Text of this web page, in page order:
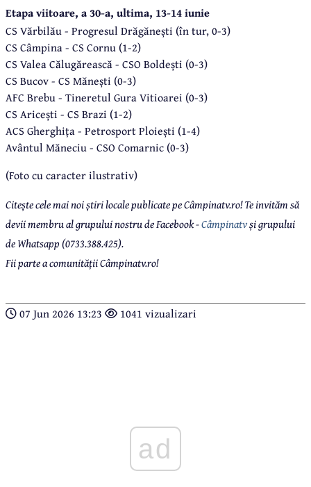
Etapa viitoare, a 30-a, ultima, 13-14 iunie
CS Vărbilău - Progresul Drăgănești (în tur, 0-3)
CS Câmpina - CS Cornu (1-2)
CS Valea Călugărească - CSO Boldești (0-3)
CS Bucov - CS Mănești (0-3)
AFC Brebu - Tineretul Gura Vitioarei (0-3)
CS Aricești - CS Brazi (1-2)
ACS Gherghița - Petrosport Ploiești (1-4)
Avântul Măneciu - CSO Comarnic (0-3)
(Foto cu caracter ilustrativ)
Citește cele mai noi știri locale publicate pe Câmpinatv.ro! Te invităm să
devii membru al grupului nostru de Facebook -Câmpinatvși grupului
de Whatsapp (0733.388.425).
Fii parte a comunității Câmpinatv.ro!
07 Jun 2026 13:23 1041 vizualizari
ad